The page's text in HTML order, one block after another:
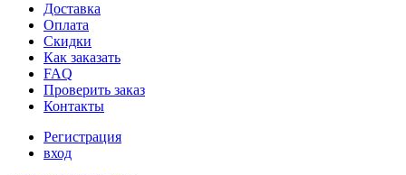
Доставка
Оплата
Скидки
Как заказать
FAQ
Проверить заказ
Контакты
Регистрация
вход